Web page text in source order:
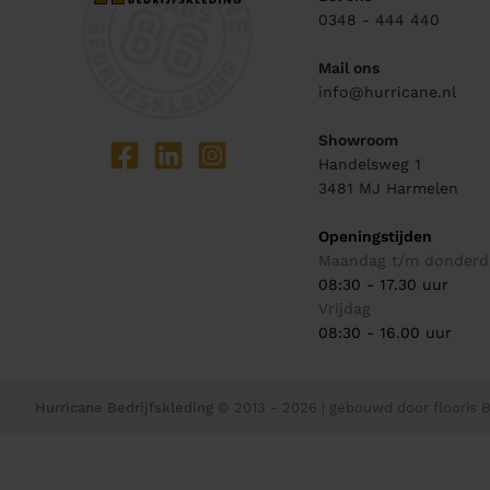
0348 - 444 440
Mail ons
info@hurricane.nl
Showroom
Handelsweg 1
3481 MJ Harmelen
Openingstijden
Maandag t/m
08:30 - 17.30 uur
Vrijdag
08:30 - 16.00 uur
Hurricane Bedrijfskleding © 2013 - 2026 | gebouwd door flooris